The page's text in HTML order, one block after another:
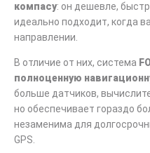
компасу: он дешевле,
идеально подходит, когда
направлении.
В отличие от них, система
полноценную
больше датчиков,
но обеспечивает гораздо
незаменима для
GPS.